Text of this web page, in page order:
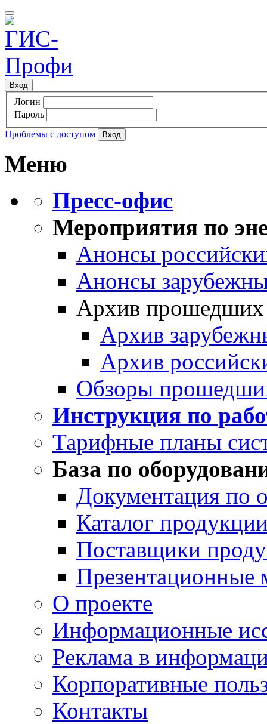
Вход
Логин
Пароль
Проблемы с доступом
Меню
Пресс-офис
Мероприятия по
Анонсы
Анонсы
Архив прошедших
Архив
Архив
Обзоры
Инструкция по
Тарифные планы
База по
Документация по
Каталог
Поставщики
Презентационные
О проекте
Информационные
Реклама в
Корпоративные
Контакты